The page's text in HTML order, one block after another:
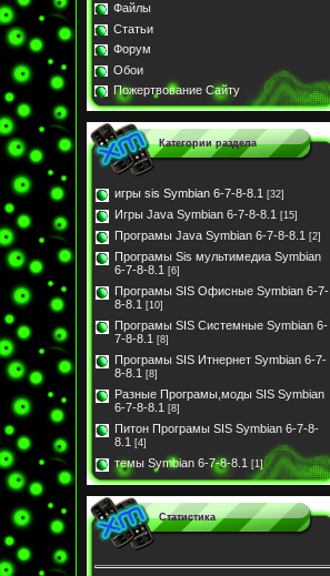
Файлы
Статьи
Форум
Обои
Пожертвование Сайту
Категории раздела
игры sis Symbian 6-7-8-8.1 [32]
Игры Java Symbian 6-7-8-8.1 [15]
Програмы Java Symbian 6-7-8-8.1 [2]
Програмы Sis мультимедиа Symbian
6-7-8-8.1 [6]
Програмы SIS Офисные Symbian 6-7-
8-8.1 [10]
Програмы SIS Системные Symbian 6-
7-8-8.1 [8]
Програмы SIS Итнернет Symbian 6-7-
8-8.1 [8]
Разные Програмы,моды SIS Symbian
6-7-8-8.1 [8]
Питон Програмы SIS Symbian 6-7-8-
8.1 [4]
темы Symbian 6-7-8-8.1 [1]
Статистика